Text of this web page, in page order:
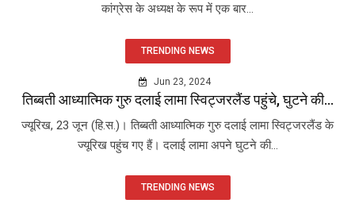
कांग्रेस के अध्यक्ष के रूप में एक बार...
TRENDING NEWS
Jun 23, 2024
तिब्बती आध्यात्मिक गुरु दलाई लामा स्विट्जरलैंड पहुंचे, घुटने की...
ज्यूरिख, 23 जून (हि.स.)। तिब्बती आध्यात्मिक गुरु दलाई लामा स्विट्जरलैंड के
ज्यूरिख पहुंच गए हैं। दलाई लामा अपने घुटने की...
TRENDING NEWS